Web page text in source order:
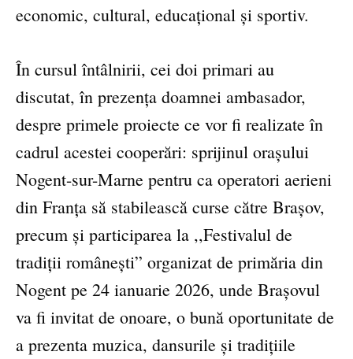
economic, cultural, educațional și sportiv.
În cursul întâlnirii, cei doi primari au
discutat, în prezența doamnei ambasador,
despre primele proiecte ce vor fi realizate în
cadrul acestei cooperări: sprijinul orașului
Nogent-sur-Marne pentru ca operatori aerieni
din Franța să stabilească curse către Brașov,
precum și participarea la ,,Festivalul de
tradiții românești” organizat de primăria din
Nogent pe 24 ianuarie 2026, unde Brașovul
va fi invitat de onoare, o bună oportunitate de
a prezenta muzica, dansurile și tradițiile